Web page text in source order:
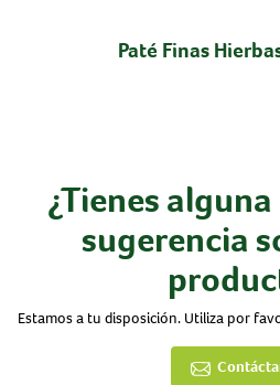
Paté Finas
¿Tienes
sugerencia
Estamos a tu disposición. Utiliza por